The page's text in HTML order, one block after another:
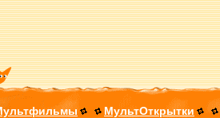
МультОткрытки